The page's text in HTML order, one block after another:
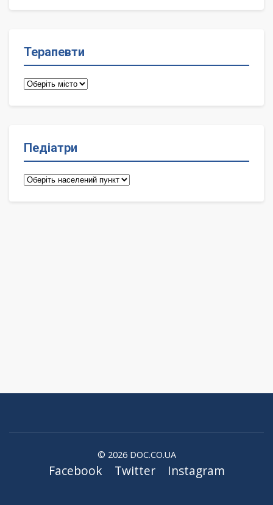
Терапевти
Терапевти
Педіатри
Педіатри
© 2026 DOC.CO.UA
Facebook Twitter Instagram